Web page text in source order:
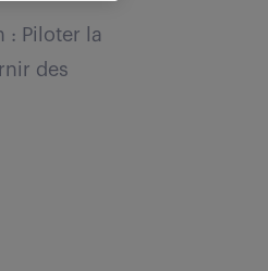
: Piloter la
des